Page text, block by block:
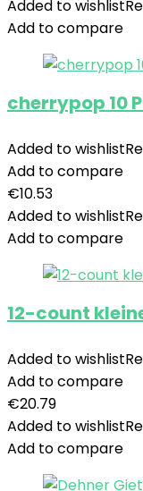
Added to wishlist
Add to compare
cherrypop 10
Added to wishlist
Add to compare
€10.53
Added to wishlist
Add to compare
12-count
Added to wishlist
Add to compare
€20.79
Added to wishlist
Add to compare